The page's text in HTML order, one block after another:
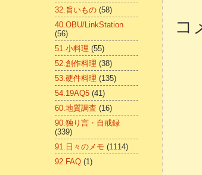
コ
32.旨いもの (58)
40.OBU/LinkStation
(56)
51.小料理 (55)
52.創作料理 (38)
53.硬件料理 (135)
54.19AQ5 (41)
60.地質調査 (16)
90.独り言・自戒録
(339)
91.日々のメモ (1114)
92.FAQ (1)